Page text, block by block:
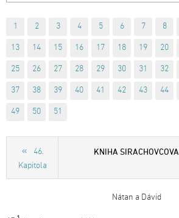
1 2 3 4 5 6 7 8
13 14 15 16 17 18 19 20
25 26 27 28 29 30 31 32
37 38 39 40 41 42 43 44
49 50 51
46.
Kapitola
KNIHA SIRACHOVCOVA
Nátan a Dávid